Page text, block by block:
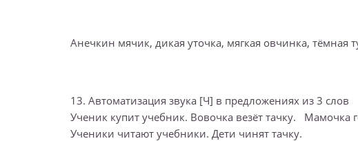
Анечкин мячик, дикая уточка, мягкая овчинка,
13. Автоматизация звука [Ч] в предложениях из 3 слов
Ученик купит учебник. Вовочка везёт тачку. Мамочка
Ученики читают учебники. Дети чинят тачку.